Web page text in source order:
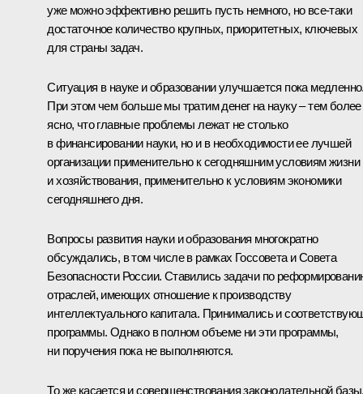
уже можно эффективно решить пусть немного, но все‑таки
достаточное количество крупных, приоритетных, ключевых
для страны задач.
Ситуация в науке и образовании улучшается пока
При этом чем больше мы тратим денег на науку – тем более
ясно, что главные проблемы лежат не столько
в финансировании науки, но и в необходимости ее лучшей
организации применительно к сегодняшним условиям жизни
и хозяйствования, применительно к условиям экономики
сегодняшнего дня.
Вопросы развития науки и образования многократно
обсуждались, в том числе в рамках Госсовета и Совета
Безопасности России. Ставились задачи по
отраслей, имеющих отношение к производству
интеллектуального капитала. Принимались и
программы. Однако в полном объеме ни эти программы,
ни поручения пока не выполняются.
То же касается и совершенствования законодательной